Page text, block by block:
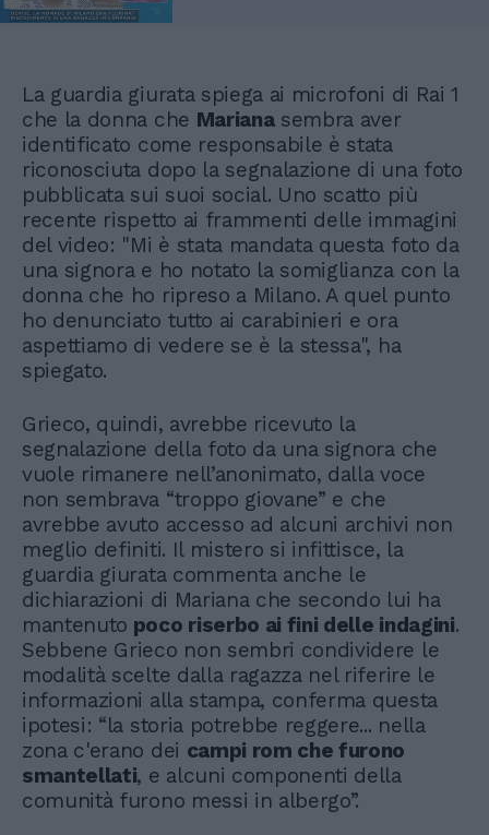
La guardia giurata spiega ai microfoni di Rai 1
che la donna che Marianasembra aver
identificato come responsabile è stata
riconosciuta dopo la segnalazione di una foto
pubblicata sui suoi social. Uno scatto più
recente rispetto ai frammenti delle immagini
del video: "Mi è stata mandata questa foto da
una signora e ho notato la somiglianza con la
donna che ho ripreso a Milano. A quel punto
ho denunciato tutto ai carabinieri e ora
aspettiamo di vedere se è la stessa", ha
spiegato.
Grieco, quindi, avrebbe ricevuto la
segnalazione della foto da una signora che
vuole rimanere nell’anonimato, dalla voce
non sembrava “troppo giovane” e che
avrebbe avuto accesso ad alcuni archivi non
meglio definiti. Il mistero si infittisce, la
guardia giurata commenta anche le
dichiarazioni di Mariana che secondo lui ha
mantenuto poco riserbo ai fini delle indagini.
Sebbene Grieco non sembri condividere le
modalità scelte dalla ragazza nel riferire le
informazioni alla stampa, conferma questa
ipotesi: “la storia potrebbe reggere... nella
zona c'erano dei campi rom che furono
smantellati, e alcuni componenti della
comunità furono messi in albergo”.